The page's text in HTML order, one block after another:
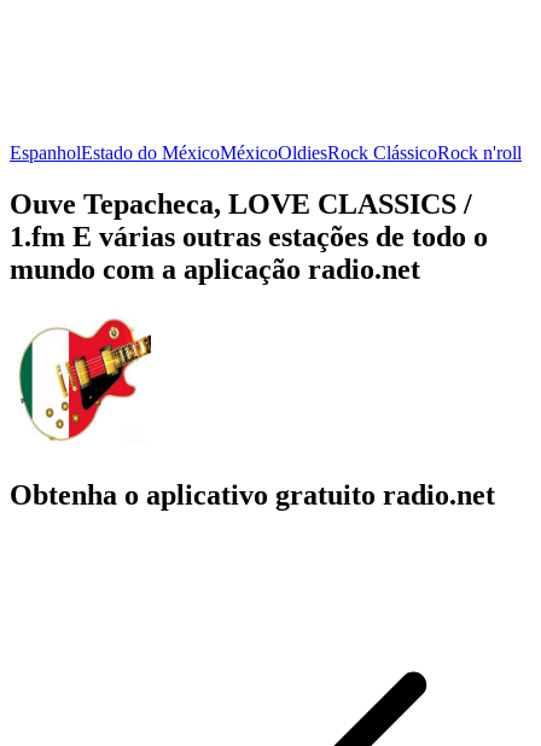
EspanholEstado do MéxicoMéxicoOldiesRock ClássicoRock n'roll
Ouve Tepacheca, LOVE CLASSICS /
1.fm E várias outras estações de todo o
mundo com a aplicação radio.net
Obtenha o aplicativo gratuito radio.net